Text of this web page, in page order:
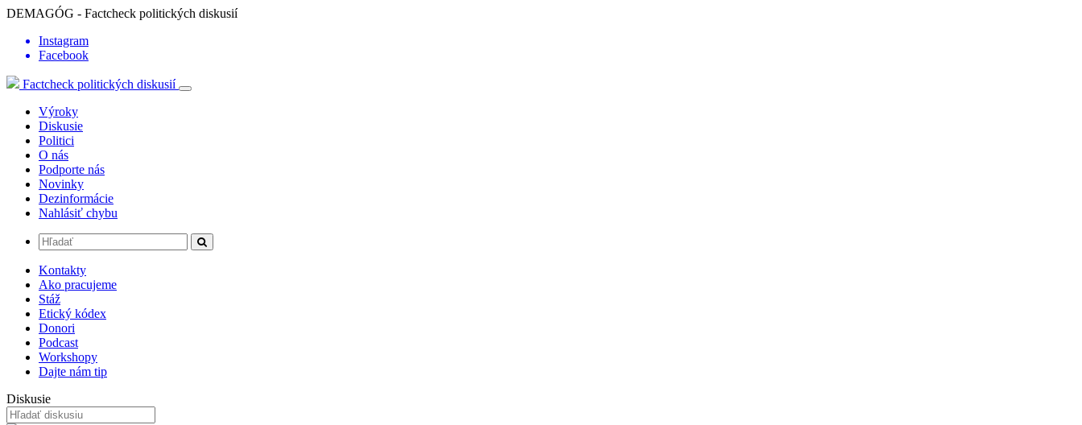
DEMAGÓG - Factcheck politických diskusií
Instagram
Facebook
Factcheck politických diskusií
Výroky
Diskusie
Politici
O nás
Podporte nás
Novinky
Dezinformácie
Nahlásiť chybu
Kontakty
Ako pracujeme
Stáž
Etický kódex
Donori
Podcast
Workshopy
Dajte nám tip
Diskusie